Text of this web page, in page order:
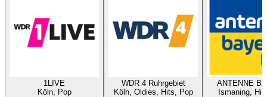
1LIVE
Köln, Pop
WDR 4 Ruhrgebiet
Köln, Oldies, Hits, Pop
ANTENNE
Ismaning,